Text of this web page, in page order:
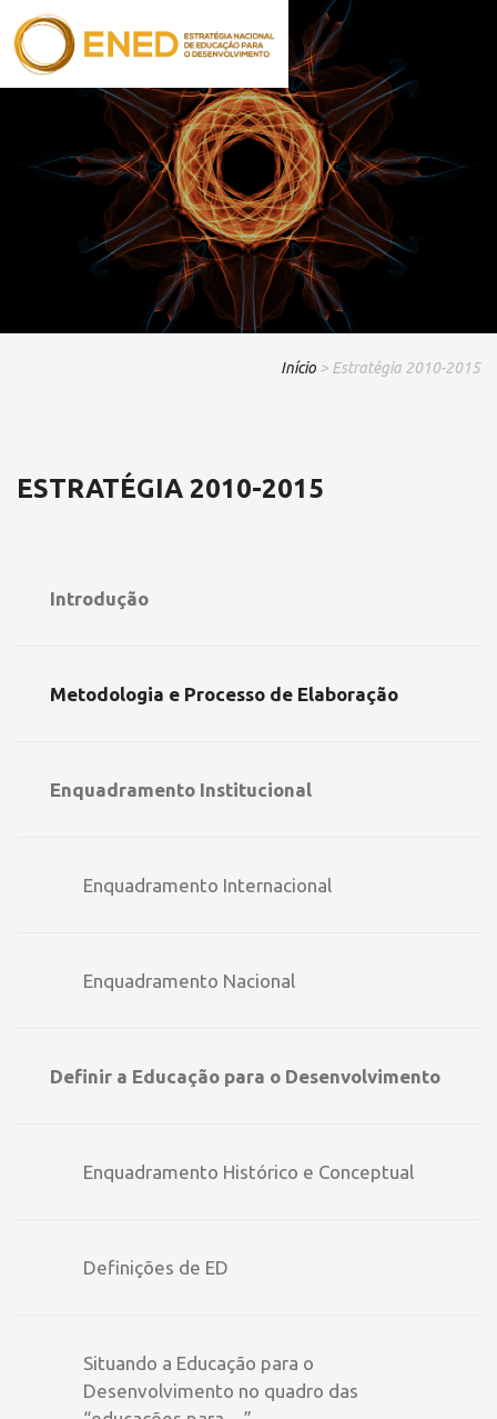
Início > Estratégia 2010-2015
ESTRATÉGIA 2010-2015
Introdução
Metodologia e Processo de Elaboração
Enquadramento Institucional
Enquadramento Internacional
Enquadramento Nacional
Definir a Educação para o Desenvolvimento
Enquadramento Histórico e Conceptual
Definições de ED
Situando a Educação para o
Desenvolvimento no quadro das